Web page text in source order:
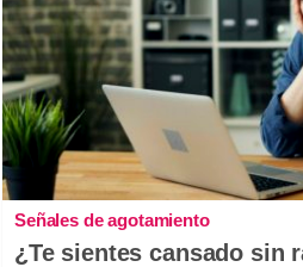
Señales de agotamiento
¿Te sientes cansado sin